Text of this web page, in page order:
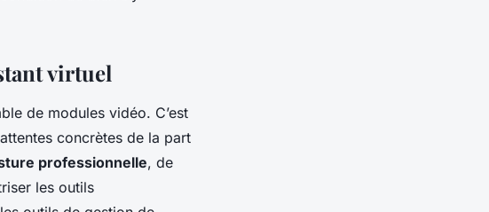
virtuel
de modules vidéo. C’est
concrètes de la part
professionnelle, de
les outils